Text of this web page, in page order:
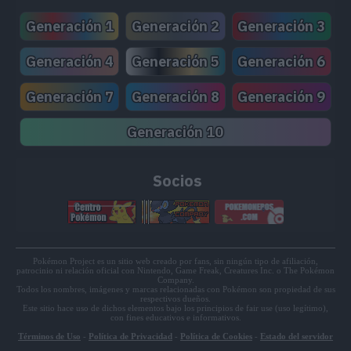
Torracat 65 85 50
Incineroar 95 115 90
Oricorio
Estilo Apasionado
Salandit 48 44
Salazzle 68 64 60
Generación 1 Generación 2
Generación 3
Generación 4
Generación 5
Generación 6
Generación 7
Generación 8
Generación 9
Generación 10
Socios
Pokémon Project es un sitio web creado por fans, sin ningún tipo de afiliación,
patrocinio ni relación oficial con Nintendo, Game Freak, Creatures Inc. o The Pokémon
Company.
Todos los nombres, imágenes y marcas relacionadas con Pokémon son propiedad de sus
respectivos dueños.
Este sitio hace uso de dichos elementos bajo los principios de fair use (uso legítimo),
con fines educativos e informativos.
Términos de Uso - Política de Privacidad - Política de Cookies - Estado del servidor